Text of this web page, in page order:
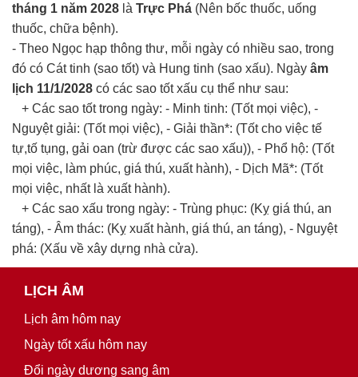
tháng 1 năm 2028 là Trực Phá (Nên bốc thuốc, uống
thuốc, chữa bệnh).
- Theo Ngọc hạp thông thư, mỗi ngày có nhiều sao, trong
đó có Cát tinh (sao tốt) và Hung tinh (sao xấu). Ngày âm
lịch 11/1/2028 có các sao tốt xấu cụ thể như sau:
+ Các sao tốt trong ngày: - Minh tinh: (Tốt mọi việc), -
Nguyệt giải: (Tốt mọi việc), - Giải thần*: (Tốt cho việc tế
tự,tố tụng, gải oan (trừ được các sao xấu)), - Phổ hộ: (Tốt
mọi việc, làm phúc, giá thú, xuất hành), - Dịch Mã*: (Tốt
mọi việc, nhất là xuất hành).
+ Các sao xấu trong ngày: - Trùng phục: (Kỵ giá thú, an
táng), - Âm thác: (Kỵ xuất hành, giá thú, an táng), - Nguyệt
phá: (Xấu về xây dựng nhà cửa).
LỊCH ÂM
Lịch âm hôm nay
Ngày tốt xấu hôm nay
Đổi ngày dương sang âm